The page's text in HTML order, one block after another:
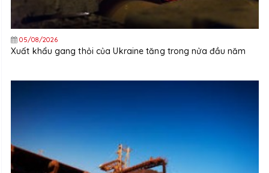
05/08/2026
Xuất khẩu gang thỏi của Ukraine tăng trong nửa đầu năm